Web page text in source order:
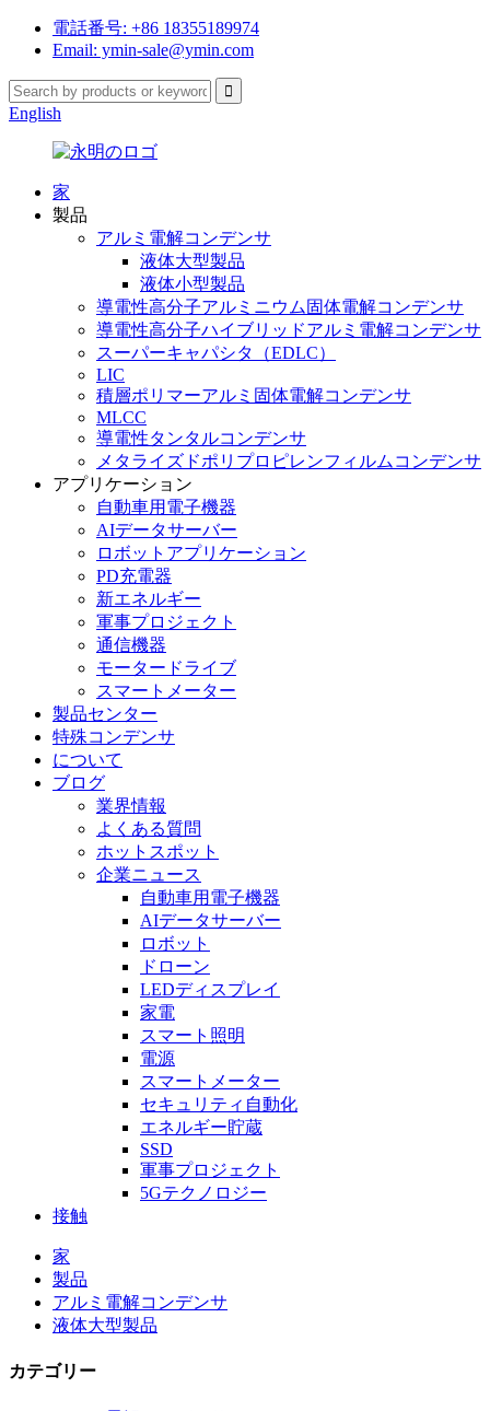
電話番号: +86 18355189974
Email: ymin-sale@ymin.com
English
家
製品
アルミ電解コンデンサ
液体大型製品
液体小型製品
導電性高分子アルミニウム固体電解コンデンサ
導電性高分子ハイブリッドアルミ電解コンデンサ
スーパーキャパシタ（EDLC）
LIC
積層ポリマーアルミ固体電解コンデンサ
MLCC
導電性タンタルコンデンサ
メタライズドポリプロピレンフィルムコンデンサ
アプリケーション
自動車用電子機器
AIデータサーバー
ロボットアプリケーション
PD充電器
新エネルギー
軍事プロジェクト
通信機器
モータードライブ
スマートメーター
製品センター
特殊コンデンサ
について
ブログ
業界情報
よくある質問
ホットスポット
企業ニュース
自動車用電子機器
AIデータサーバー
ロボット
ドローン
LEDディスプレイ
家電
スマート照明
電源
スマートメーター
セキュリティ自動化
エネルギー貯蔵
SSD
軍事プロジェクト
5Gテクノロジー
接触
家
製品
アルミ電解コンデンサ
液体大型製品
カテゴリー